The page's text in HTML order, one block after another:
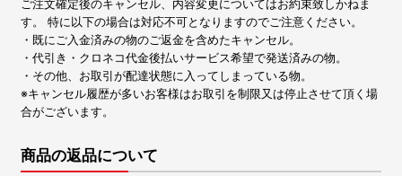
ご注文確定後のキャンセル、内容変更についてはお約束致しかねま
す。 特に以下の場合は対応不可となりますのでご注意ください。
・既にご入金済みの物のご返金を含めたキャンセル。
・代引き・クロネコ代金後払いサービス希望で発送済みの物。
・その他、お取引が配達状態に入ってしまっている物。
※キャンセル履歴が多いお客様はお取引を制限又は停止させて頂く場
合がございます。
商品の返品について